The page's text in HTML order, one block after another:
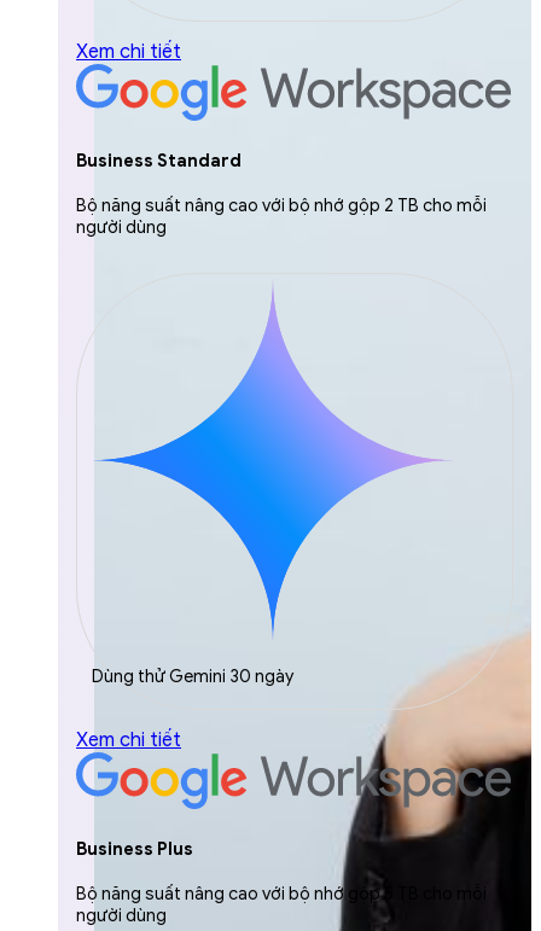
Xem chi tiết
Business Standard
Bộ năng suất nâng cao với bộ nhớ gộp 2 TB cho mỗi
người dùng
Dùng thử Gemini 30 ngày
Xem chi tiết
Business Plus
Bộ năng suất nâng cao với bộ nhớ gộp 5 TB cho mỗi
người dùng